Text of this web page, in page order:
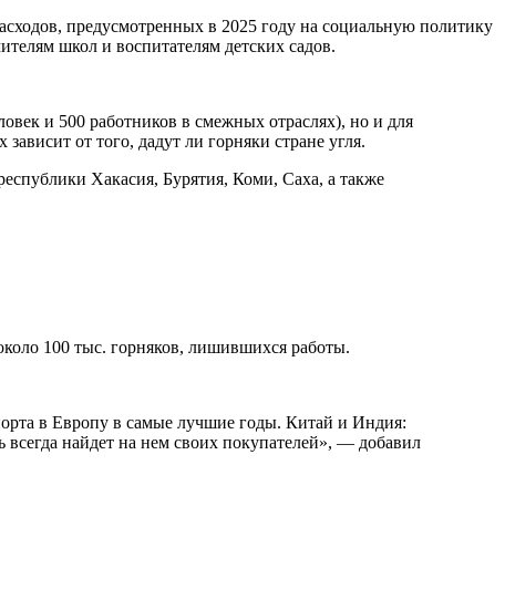
предусмотренных в 2025 году на социальную политику
школ и воспитателям детских садов.
и 500 работников в смежных отраслях), но и для
от того, дадут ли горняки стране угля.
Хакасия, Бурятия, Коми, Саха, а также
100 тыс. горняков, лишившихся работы.
в Европу в самые лучшие годы. Китай и Индия:
найдет на нем своих покупателей», — добавил